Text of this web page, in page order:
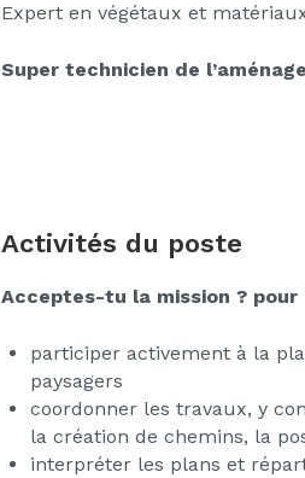
Expert en végétaux et
Super technicien de
Activités du poste
Acceptes-tu la mission ?
participer activement à la
paysagers
coordonner les travaux, y
la création de chemins, la
interpréter les plans et